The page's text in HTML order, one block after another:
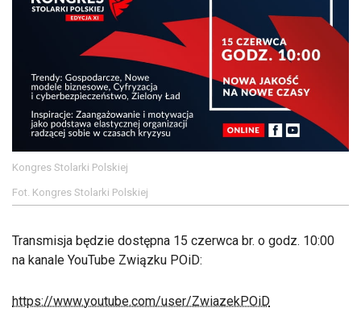
Kongres Stolarki Polskiej
Fot. Kongres Stolarki Polskiej
Transmisja będzie dostępna 15 czerwca br. o godz. 10:00
na kanale YouTube Związku POiD:
https://www.youtube.com/user/ZwiazekPOiD